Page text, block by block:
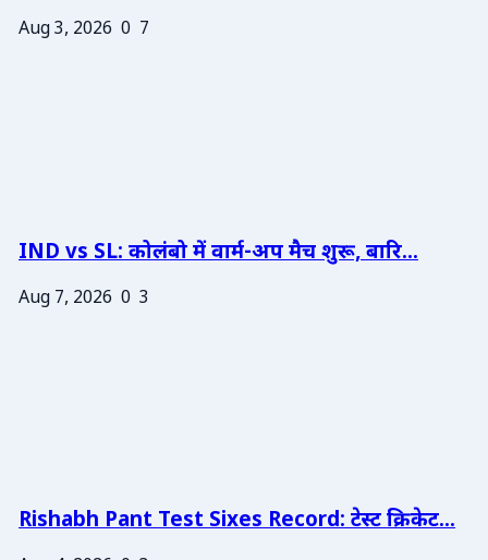
Aug 3, 2026 0 7
IND vs SL: कोलंबो में वार्म-अप मैच शुरू, बारि...
Aug 7, 2026 0 3
Rishabh Pant Test Sixes Record: टेस्ट क्रिकेट...